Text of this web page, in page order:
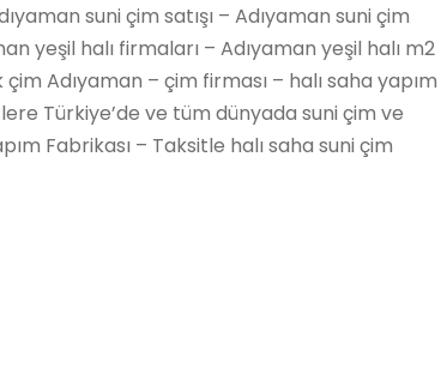
suni çim satışı – Adıyaman suni çim
yeşil halı firmaları – Adıyaman yeşil halı m2
Adıyaman – çim firması – halı saha yapım
Türkiye’de ve tüm dünyada suni çim ve
Fabrikası – Taksitle halı saha suni çim